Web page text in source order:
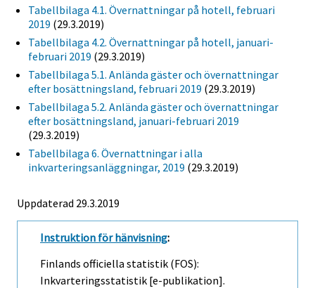
Tabellbilaga 4.1. Övernattningar på hotell, februari
2019 (29.3.2019)
Tabellbilaga 4.2. Övernattningar på hotell, januari-
februari 2019 (29.3.2019)
Tabellbilaga 5.1. Anlända gäster och övernattningar
efter bosättningsland, februari 2019 (29.3.2019)
Tabellbilaga 5.2. Anlända gäster och övernattningar
efter bosättningsland, januari-februari 2019
(29.3.2019)
Tabellbilaga 6. Övernattningar i alla
inkvarteringsanläggningar, 2019 (29.3.2019)
Uppdaterad 29.3.2019
Instruktion för hänvisning:
Finlands officiella statistik (FOS):
Inkvarteringsstatistik [e-publikation].